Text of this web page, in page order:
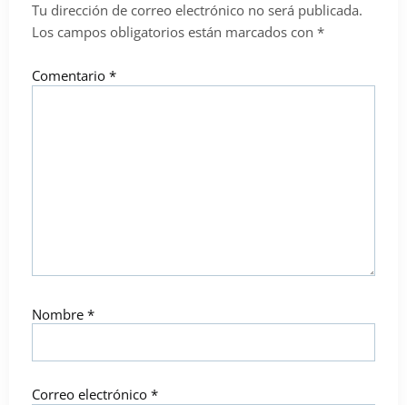
Tu dirección de correo electrónico no será publicada.
Los campos obligatorios están marcados con *
Comentario *
Nombre *
Correo electrónico *